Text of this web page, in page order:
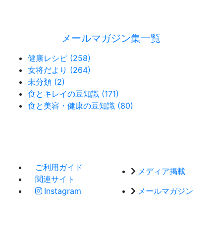
メールマガジン集一覧
健康レシピ (258)
女将だより (264)
未分類 (2)
食とキレイの豆知識 (171)
食と美容・健康の豆知識 (80)
ご利用ガイド
関連サイト
Instagram
メディア掲載
メールマガジン